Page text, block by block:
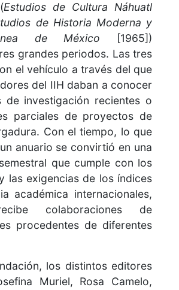
Estudios de Cultura Náhuatl
de Historia Moderna y
de México [1965])
grandes periodos. Las tres
el vehículo a través del que
del IIH daban a conocer
de investigación recientes o
parciales de proyectos de
Con el tiempo, lo que
anuario se convirtió en una
que cumple con los
las exigencias de los índices
académica internacionales,
colaboraciones de
procedentes de diferentes
los distintos editores
Muriel, Rosa Camelo,